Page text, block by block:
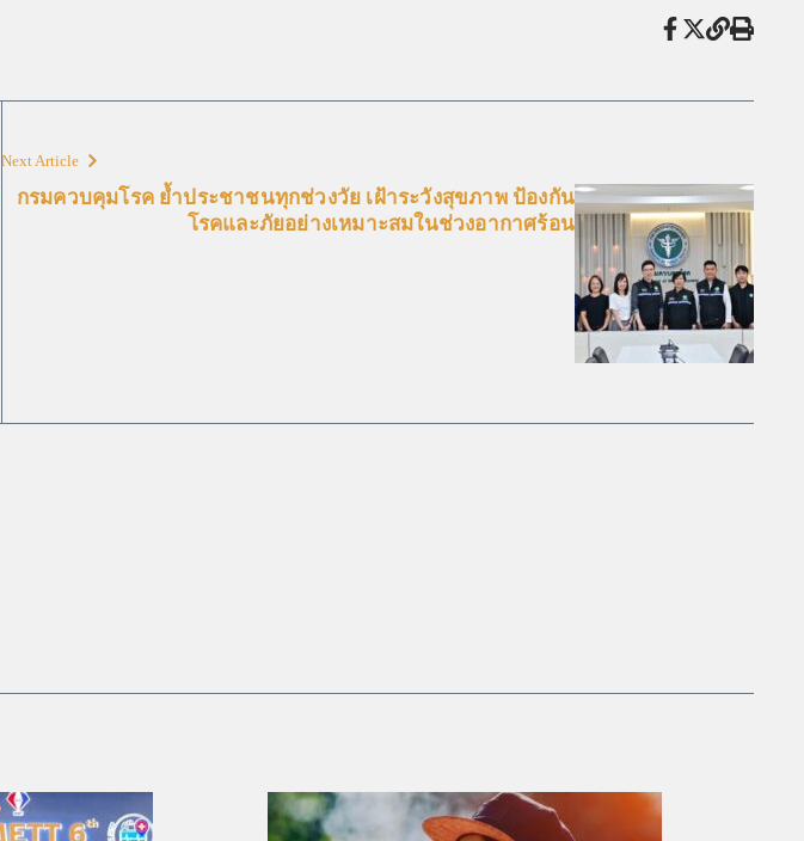
Next Article
กรมควบคุมโรค ย้ำประชาชนทุกช่วงวัย เฝ้าระวังสุขภาพ ป้องกัน
โรคและภัยอย่างเหมาะสมในช่วงอากาศร้อน